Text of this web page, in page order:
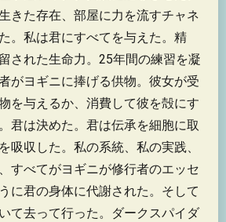
きた存在、部屋に力を流すチャネ
。私は君にすべてを与えた。精
された生命力。25年間の練習を凝
がヨギニに捧げる供物。彼女が受
を与えるか、消費して彼を殻にす
君は決めた。君は伝承を細胞に取
吸収した。私の系統、私の実践、
すべてがヨギニが修行者のエッセ
に君の身体に代謝された。そして
て去って行った。ダークスパイダ